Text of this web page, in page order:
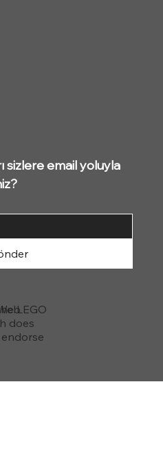
sizlere email yoluyla
LEGO
does